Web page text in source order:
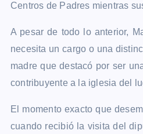
Centros de Padres mientras
A pesar de todo lo anterior,
necesita un cargo o una
madre que destacó por ser
contribuyente a la iglesia del
El momento exacto que
cuando recibió la visita del